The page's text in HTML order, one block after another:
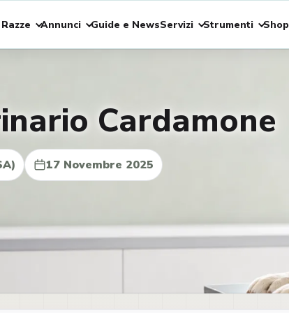
Annunci Guide e NewsServizi Strumenti Shop
Cardamone
17 Novembre 2025